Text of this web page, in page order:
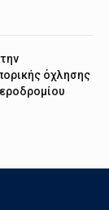
όχλησης